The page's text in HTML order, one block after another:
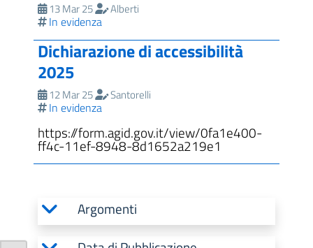
13 Mar 25 Alberti
In evidenza
Dichiarazione di accessibilità
2025
12 Mar 25 Santorelli
In evidenza
https://form.agid.gov.it/view/0fa1e400-
ff4c-11ef-8948-8d1652a219e1
Argomenti